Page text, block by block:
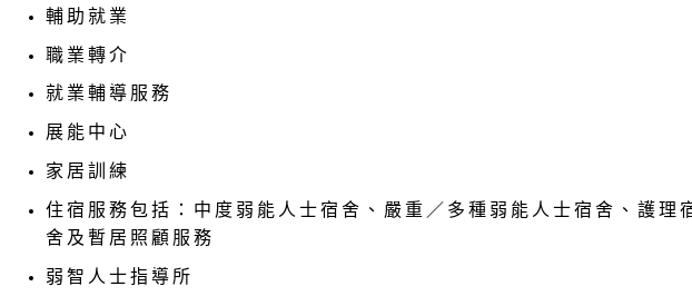
輔助就業
職業轉介
就業輔導服務
展能中心
家居訓練
住宿服務包括：中度弱能人士宿舍、嚴重／多種弱能人士宿舍、護理
舍及暫居照顧服務
弱智人士指導所